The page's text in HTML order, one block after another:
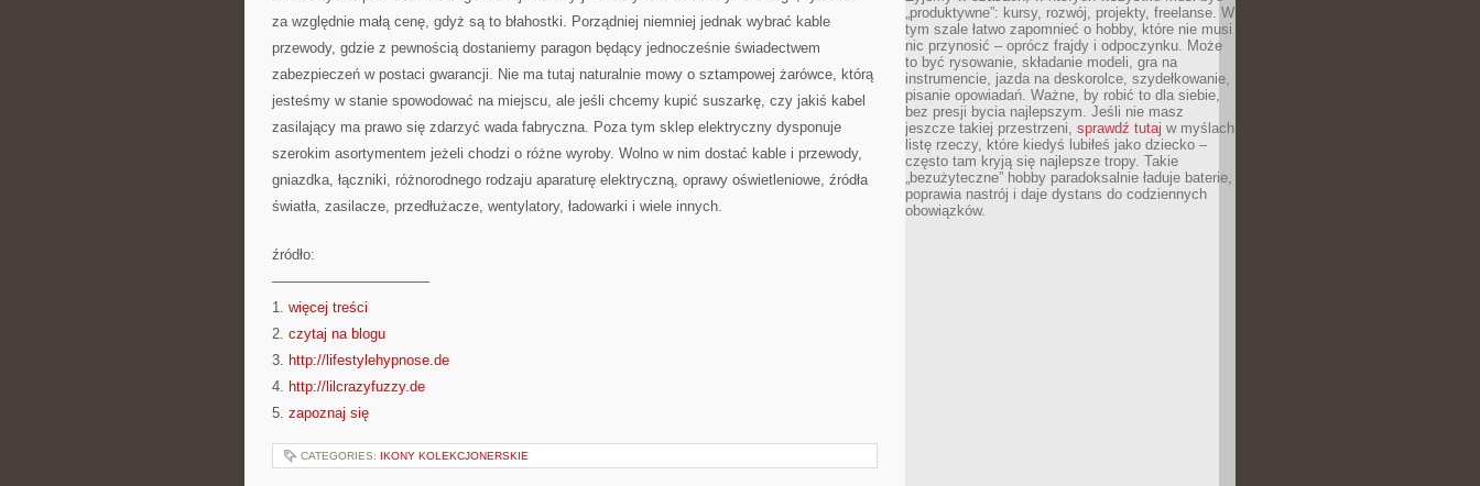
za względnie małą cenę, gdyż są to błahostki. Porządniej niemniej jednak wybrać kable
przewody, gdzie z pewnością dostaniemy paragon będący jednocześnie świadectwem
zabezpieczeń w postaci gwarancji. Nie ma tutaj naturalnie mowy o sztampowej żarówce, którą
jesteśmy w stanie spowodować na miejscu, ale jeśli chcemy kupić suszarkę, czy jakiś kabel
zasilający ma prawo się zdarzyć wada fabryczna. Poza tym sklep elektryczny dysponuje
szerokim asortymentem jeżeli chodzi o różne wyroby. Wolno w nim dostać kable i przewody,
gniazdka, łączniki, różnorodnego rodzaju aparaturę elektryczną, oprawy oświetleniowe, źródła
światła, zasilacze, przedłużacze, wentylatory, ładowarki i wiele innych.
źródło:
———————————
1. więcej treści
2. czytaj na blogu
3. http://lifestylehypnose.de
4. http://lilcrazyfuzzy.de
5. zapoznaj się
CATEGORIES: IKONY KOLEKCJONERSKIE
„produktywne”: kursy, rozwój, projekty, freelanse. W
tym szale łatwo zapomnieć o hobby, które nie musi
nic przynosić – oprócz frajdy i odpoczynku. Może
to być rysowanie, składanie modeli, gra na
instrumencie, jazda na deskorolce, szydełkowanie,
pisanie opowiadań. Ważne, by robić to dla siebie,
bez presji bycia najlepszym. Jeśli nie masz
jeszcze takiej przestrzeni, sprawdź tutaj w myślach
listę rzeczy, które kiedyś lubiłeś jako dziecko –
często tam kryją się najlepsze tropy. Takie
„bezużyteczne” hobby paradoksalnie ładuje baterie,
poprawia nastrój i daje dystans do codziennych
obowiązków.